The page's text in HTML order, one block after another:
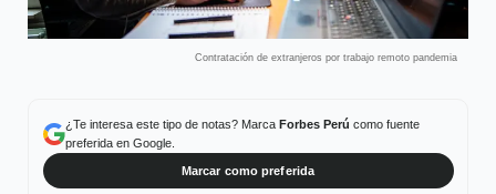
Contratación de extranjeros por trabajo remoto pandemia
¿Te interesa este tipo de notas? Marca Forbes Perú como fuente
preferida en Google.
Marcar como preferida